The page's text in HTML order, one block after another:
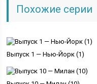
Похожие серии
Выпуск 1 — Нью-Йорк (1)